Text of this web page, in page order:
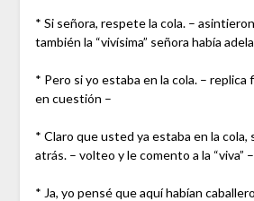
* Si señora, respete la cola. –
también la “vivísima” señora había
* Pero si yo estaba en la cola. – replica
en cuestión –
* Claro que usted ya estaba en la cola,
atrás. – volteo y le comento a la “viva” –
* Ja, yo pensé que aquí habían